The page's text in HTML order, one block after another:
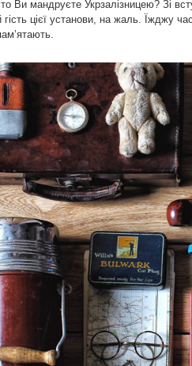
Ви мандруєте Укрзалізницею? Зі
гість цієї установи, на жаль. Їжджу